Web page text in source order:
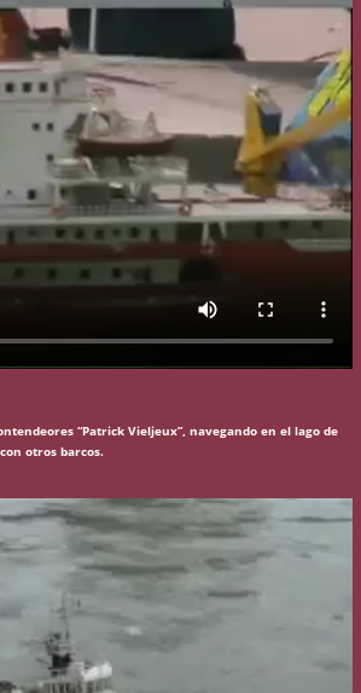
“Patrick Vieljeux”, navegando en el lago de
otros barcos.